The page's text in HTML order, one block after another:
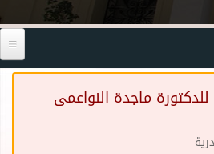
ماجدة النواعمى